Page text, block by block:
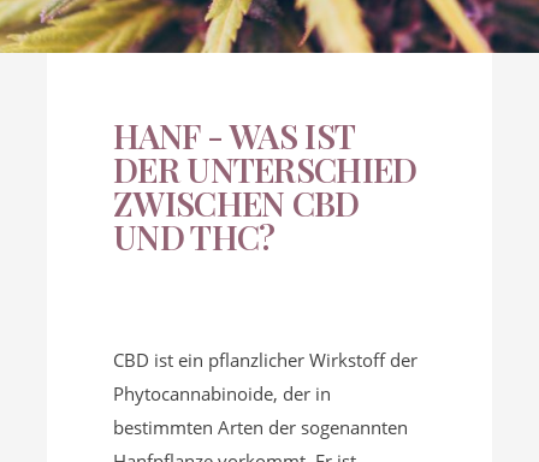
HANF - WAS IST
DER UNTERSCHIED
ZWISCHEN CBD
UND THC?
CBD ist ein pflanzlicher Wirkstoff der
Phytocannabinoide, der in
bestimmten Arten der sogenannten